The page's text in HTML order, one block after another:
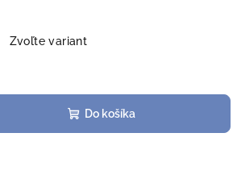
Zvoľte variant
Do košíka